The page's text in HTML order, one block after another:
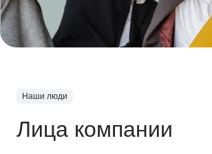
Наши люди
Лица компании